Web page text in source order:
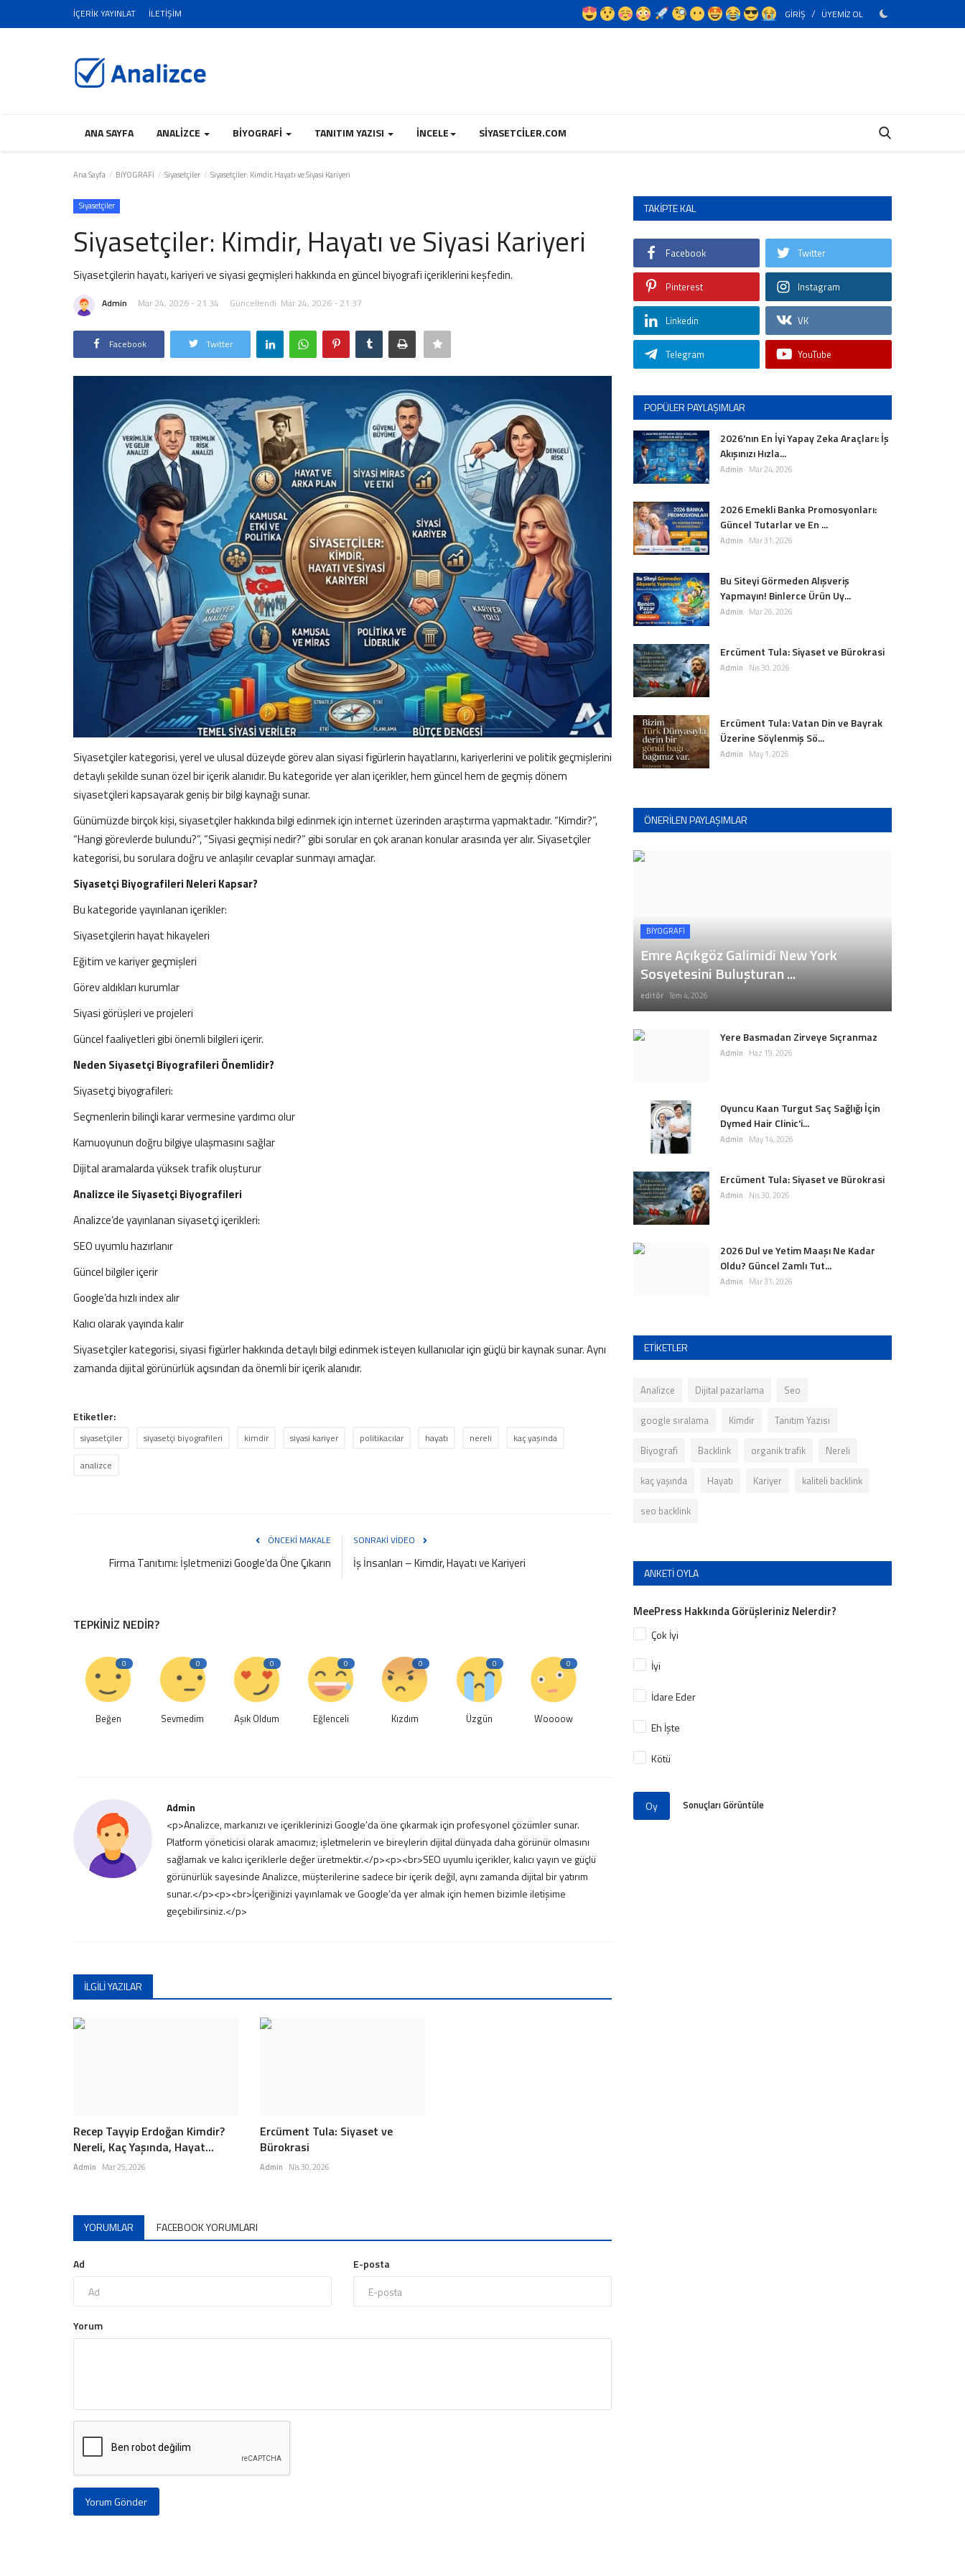
İÇERİK YAYINLAT İLETİŞİM GİRİŞ / ÜYEMİZ OL
ANA SAYFA ANALİZCE BİYOGRAFİ TANITIM YAZISI İNCELE SIYASETCILER.COM
Ana Sayfa BİYOGRAFİ Siyasetçiler Siyasetçiler: Kimdir, Hayatı ve Siyasi Kariyeri
Siyasetçiler
Siyasetçiler: Kimdir, Hayatı ve Siyasi Kariyeri
Siyasetçilerin hayatı, kariyeri ve siyasi geçmişleri hakkında en güncel biyografi içeriklerini keşfedin.
Admin Mar 24, 2026 - 21:34 Güncellendi: Mar 24, 2026 - 21:37
Facebook Twitter
Siyasetçiler kategorisi, yerel ve ulusal düzeyde görev alan siyasi figürlerin hayatlarını, kariyerlerini ve politik geçmişlerini
detaylı şekilde sunan özel bir içerik alanıdır. Bu kategoride yer alan içerikler, hem güncel hem de geçmiş dönem
siyasetçileri kapsayarak geniş bir bilgi kaynağı sunar.
Günümüzde birçok kişi, siyasetçiler hakkında bilgi edinmek için internet üzerinden araştırma yapmaktadır. “Kimdir?”,
“Hangi görevlerde bulundu?”, “Siyasi geçmişi nedir?” gibi sorular en çok aranan konular arasında yer alır. Siyasetçiler
kategorisi, bu sorulara doğru ve anlaşılır cevaplar sunmayı amaçlar.
Siyasetçi Biyografileri Neleri Kapsar?
Bu kategoride yayınlanan içerikler:
Siyasetçilerin hayat hikayeleri
Eğitim ve kariyer geçmişleri
Görev aldıkları kurumlar
Siyasi görüşleri ve projeleri
Güncel faaliyetleri gibi önemli bilgileri içerir.
Neden Siyasetçi Biyografileri Önemlidir?
Siyasetçi biyografileri:
Seçmenlerin bilinçli karar vermesine yardımcı olur
Kamuoyunun doğru bilgiye ulaşmasını sağlar
Dijital aramalarda yüksek trafik oluşturur
Analizce ile Siyasetçi Biyografileri
Analizce’de yayınlanan siyasetçi içerikleri:
SEO uyumlu hazırlanır
Güncel bilgiler içerir
Google’da hızlı index alır
Kalıcı olarak yayında kalır
Siyasetçiler kategorisi, siyasi figürler hakkında detaylı bilgi edinmek isteyen kullanıcılar için güçlü bir kaynak sunar. Aynı
zamanda dijital görünürlük açısından da önemli bir içerik alanıdır.
Etiketler:
siyasetçiler siyasetçi biyografileri kimdir siyasi kariyer politikacılar hayatı nereli
kaç yaşında
analizce
ÖNCEKI MAKALE
Firma Tanıtımı: İşletmenizi Google’da Öne Çıkarın
SONRAKI VIDEO
İş İnsanları – Kimdir, Hayatı ve Kariyeri
TEPKINIZ NEDIR?
0
Beğen
0
Sevmedim
0
Aşık Oldum
0
Eğlenceli
0
Kızdım
0
Üzgün
0
Woooow
Admin
<p>Analizce, markanızı ve içeriklerinizi Google’da öne çıkarmak için profesyonel çözümler sunar.
Platform yöneticisi olarak amacımız; işletmelerin ve bireylerin dijital dünyada daha görünür olmasını
sağlamak ve kalıcı içeriklerle değer üretmektir.</p><p><br>SEO uyumlu içerikler, kalıcı yayın ve güçlü
görünürlük sayesinde Analizce, müşterilerine sadece bir içerik değil, aynı zamanda dijital bir yatırım
sunar.</p><p><br>İçeriğinizi yayınlamak ve Google’da yer almak için hemen bizimle iletişime
geçebilirsiniz.</p>
İLGILI YAZILAR
Recep Tayyip Erdoğan Kimdir?
Nereli, Kaç Yaşında, Hayat...
Admin Mar 25, 2026
Ercüment Tula: Siyaset ve
Bürokrasi
Admin Nis 30, 2026
YORUMLAR FACEBOOK YORUMLARI
Ad E-posta
Yorum
Yorum Gönder
TAKIPTE KAL
Facebook Twitter
Pinterest Instagram
Linkedin VK
Telegram YouTube
POPÜLER PAYLAŞIMLAR
2026'nın En İyi Yapay Zeka Araçları: İş
Akışınızı Hızla...
Admin Mar 24, 2026
2026 Emekli Banka Promosyonları:
Güncel Tutarlar ve En ...
Admin Mar 31, 2026
Bu Siteyi Görmeden Alışveriş
Yapmayın! Binlerce Ürün Uy...
Admin Mar 26, 2026
Ercüment Tula: Siyaset ve Bürokrasi
Admin Nis 30, 2026
Ercüment Tula: Vatan Din ve Bayrak
Üzerine Söylenmiş Sö...
Admin May 1, 2026
ÖNERILEN PAYLAŞIMLAR
BİYOGRAFİ
Emre Açıkgöz Galimidi New York
Sosyetesini Buluşturan ...
editör Tem 4, 2026
Yere Basmadan Zirveye Sıçranmaz
Admin Haz 19, 2026
Oyuncu Kaan Turgut Saç Sağlığı İçin
Dymed Hair Clinic'i...
Admin May 14, 2026
Ercüment Tula: Siyaset ve Bürokrasi
Admin Nis 30, 2026
2026 Dul ve Yetim Maaşı Ne Kadar
Oldu? Güncel Zamlı Tut...
Admin Mar 31, 2026
ETIKETLER
Analizce Dijital pazarlama Seo
google sıralama Kimdir Tanıtım Yazısı
Biyografi Backlink organik trafik Nereli
kaç yaşında Hayatı Kariyer kaliteli backlink
seo backlink
ANKETI OYLA
MeePress Hakkında Görüşleriniz Nelerdir?
Çok İyi
İyi
İdare Eder
Eh İşte
Kötü
Oy Sonuçları Görüntüle